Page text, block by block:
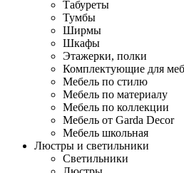
Табуреты
Тумбы
Ширмы
Шкафы
Этажерки, полки
Комплектующие для
Мебель по стилю
Мебель по материалу
Мебель по коллекции
Мебель от Garda Decor
Мебель школьная
Люстры и светильники
Светильники